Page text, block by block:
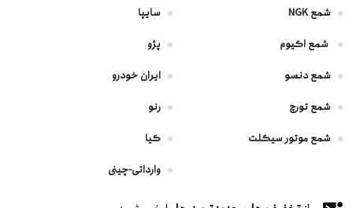
شمع NGK
شمع اکیوم
شمع دنسو
شمع تورچ
شمع موتور سیکلت
سایپا
پژو
ایران خودرو
رنو
کیا
وارداتی-چینی